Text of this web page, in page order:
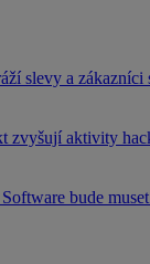
slevy a zákazníci
zvyšují aktivity
bude